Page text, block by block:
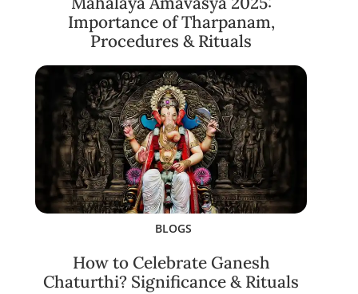
Importance of Tharpanam,
Procedures & Rituals
BLOGS
How to Celebrate Ganesh
Chaturthi? Significance & Rituals